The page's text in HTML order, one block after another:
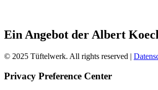
Ein Angebot der Albert
© 2025 Tüftelwerk. All rights reserved |
Privacy Preference Center